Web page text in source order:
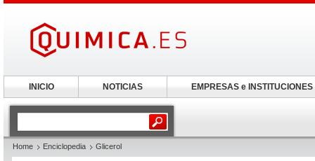
Home Enciclopedia Glicerol
INICIO NOTICIAS EMPRESAS e INSTITUCIONES